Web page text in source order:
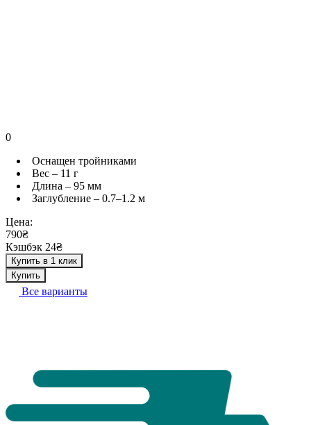
0
Оснащен тройниками
Вес – 11 г
Длина – 95 мм
Заглубление – 0.7–1.2 м
Цена:
790₴
Кэшбэк 24₴
Купить в 1 клик
Купить
Все варианты